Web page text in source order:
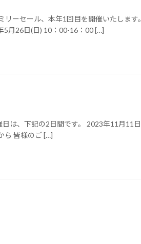
リーセール、本年1回目を開催いたしま
5月26日(日) 10：00-16：00 […]
は、下記の2日間です。 2023年11月11
ら 皆様のご […]